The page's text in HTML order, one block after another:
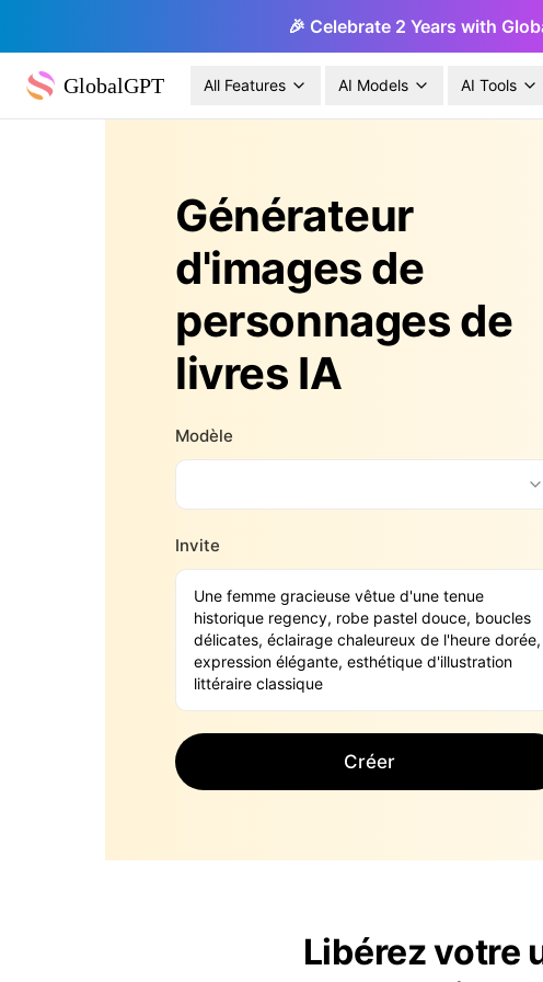
🎉 Celebrate 2 Years with
GlobalGPT All Features AI Models AI Tools
Générateur
d'images de
personnages de
livres IA
Modèle
Invite
Créer
Libérez votre